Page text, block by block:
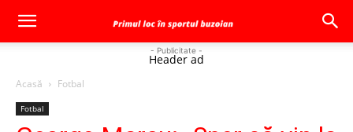
- Publicitate -
Header ad
Acasă Fotbal
Fotbal